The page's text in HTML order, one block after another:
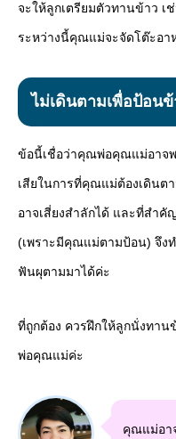
จะให้ลูกเตรียมตัวทานข้าว เ
ระหว่างนี้คุณแม่จะจัดโต๊ะอา
ไม่เดินตามเพื่อป้อน
ข้อนี้เชื่อว่าคุณพ่อคุณแม่อาจพ
เสียในการที่คุณแม่ต้องเดินต
อาจเสี่ยงสำลักได้ และที่สำคั
(เพราะมีคุณแม่ตามป้อน) จึง
ฟันผุตามมาได้ค่ะ
ที่ถูกต้อง ควรฝึกให้ลูกนั่งทา
พ่อคุณแม่ค่ะ
คุณแม่อา